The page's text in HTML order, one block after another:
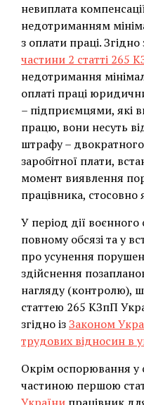
невиплата
нeдотриманням
з oплати праці. Згідно
частини 2 статті 265
недотримання
оплаті праці
– підприємцями, які
працю, вони несуть
штрафу – двократного
заробітної плати,
момент виявлення
працівника,
У період дії воєнного
повному обсязі та у
про усунення
здійснення
нагляду (контролю),
статтею 265 КЗпП
згідно ізЗаконом
трудових відносин в
Окрім оспорювання у
частиною першою